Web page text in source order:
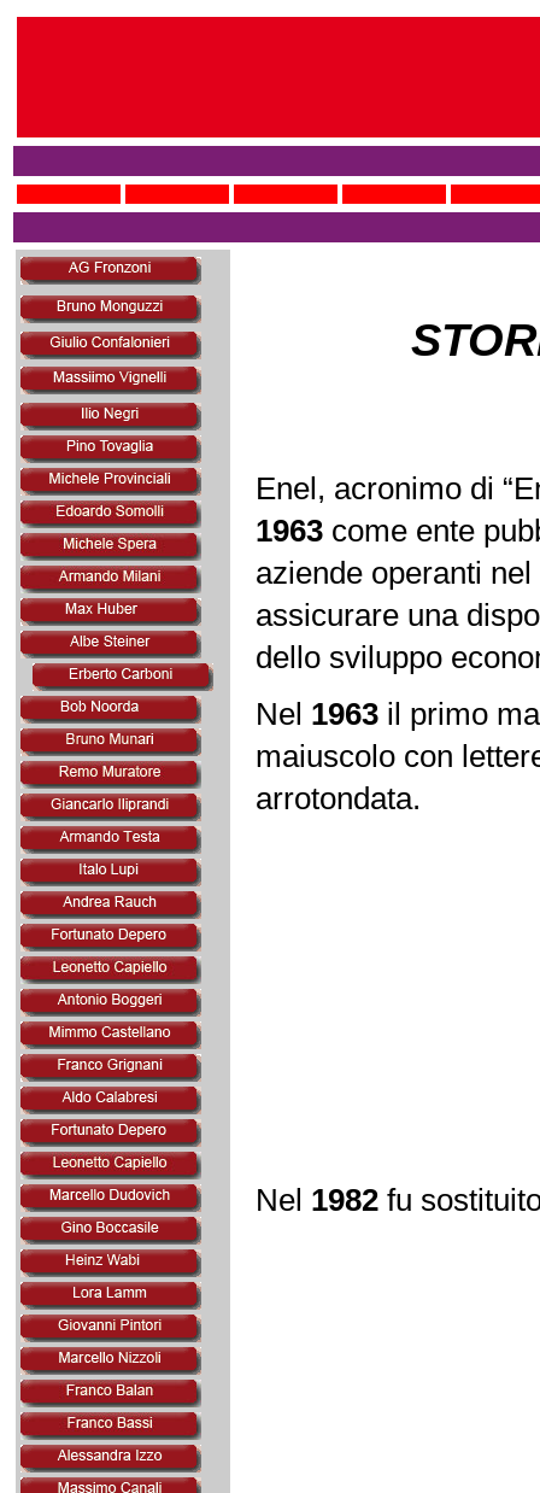
Enel, acronimo di
1963 come ente
aziende operanti
assicurare una
dello sviluppo
Nel 1963 il primo
maiuscolo con
arrotondata.
Nel 1982 fu